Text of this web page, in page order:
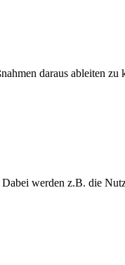
daraus ableiten zu
Dabei werden z.B. die